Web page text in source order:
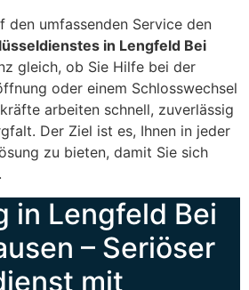
den umfassenden Service den
in Lengfeld Bei
gleich, ob Sie Hilfe bei der
oder einem Schlosswechsel
arbeiten schnell, zuverlässig
Der Ziel ist es, Ihnen in jeder
zu bieten, damit Sie sich
in Lengfeld Bei
– Seriöser
mit